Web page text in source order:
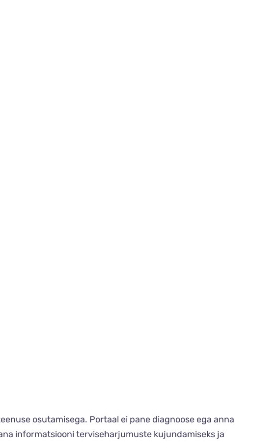
osutamisega. Portaal ei pane diagnoose ega anna
informatsiooni terviseharjumuste kujundamiseks ja